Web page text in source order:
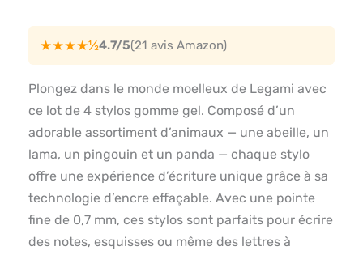
★★★★½4.7/5(21 avis Amazon)
Plongez dans le monde moelleux de Legami avec
ce lot de 4 stylos gomme gel. Composé d’un
adorable assortiment d’animaux — une abeille, un
lama, un pingouin et un panda — chaque stylo
offre une expérience d’écriture unique grâce à sa
technologie d’encre effaçable. Avec une pointe
fine de 0,7 mm, ces stylos sont parfaits pour écrire
des notes, esquisses ou même des lettres à